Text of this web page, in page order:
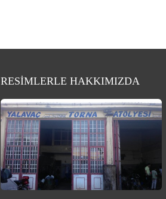
RESİMLERLE HAKKIMIZDA